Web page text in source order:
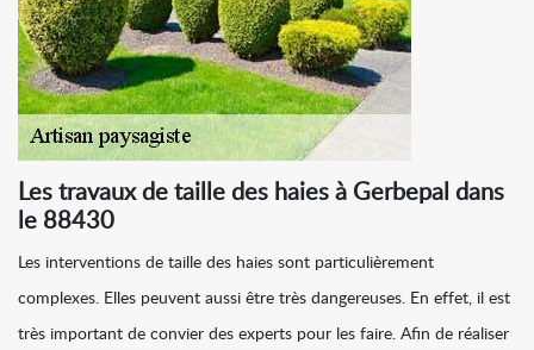
Les travaux de taille des haies à Gerbepal dans
le 88430
Les interventions de taille des haies sont particulièrement
complexes. Elles peuvent aussi être très dangereuses. En effet, il est
très important de convier des experts pour les faire. Afin de réaliser